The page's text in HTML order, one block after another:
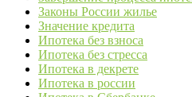
Законы России жилье
Значение кредита
Ипотека без взноса
Ипотека без стресса
Ипотека в декрете
Ипотека в россии